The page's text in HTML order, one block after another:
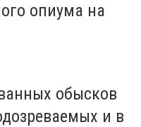
опиума на
обысков
и в